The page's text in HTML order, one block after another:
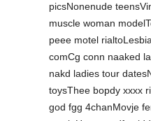
picsNonenude
muscle woman
peee motel
comCg conn naaked
nakd ladies tour
toysThee bopdy xxxx
god fgg 4chanMovje